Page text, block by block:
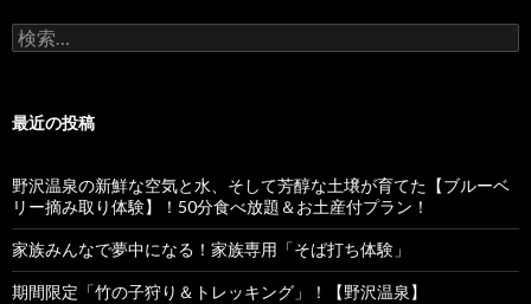
検
索
最近の投稿
野沢温泉の新鮮な空気と水、そして芳醇な土壌が育てた【ブルーベ
リー摘み取り体験】！50分食べ放題＆お土産付プラン！
家族みんなで夢中になる！家族専用「そば打ち体験」
期間限定「竹の子狩り＆トレッキング」！【野沢温泉】